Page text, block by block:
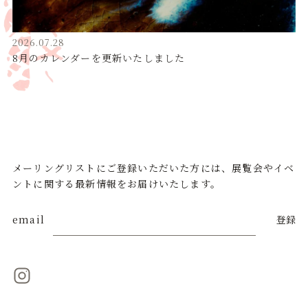
2026.07.28
8月のカレンダーを更新いたしました
メーリングリストにご登録いただいた方には、展覧会やイベ
ントに関する最新情報をお届けいたします。
email 登録